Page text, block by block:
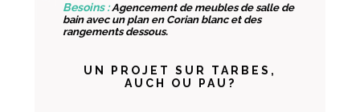
Agencement de meubles de salle de
bain avec un plan en Corian blanc et des
rangements dessous.
UN PROJET SUR TARBES,
AUCH OU PAU?